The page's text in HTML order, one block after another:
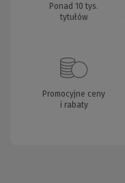
Ponad 10 tys.
tytułów
Promocyjne ceny
i rabaty